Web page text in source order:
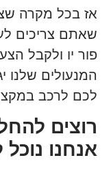
אז בכל מקרה
שאתם צריכים
פור יו ולקבל
לכם לרכב
רוצים
אנחנו